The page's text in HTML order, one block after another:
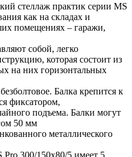
стеллаж практик серии MS
как на складах и
помещениях – гаражи,
собой, легко
которая состоит из
на них горизонтальных
Балка крепится к
фиксатором,
подъема. Балки могут
50 мм
металлического
Pro 300/150x80/5 имеет 5